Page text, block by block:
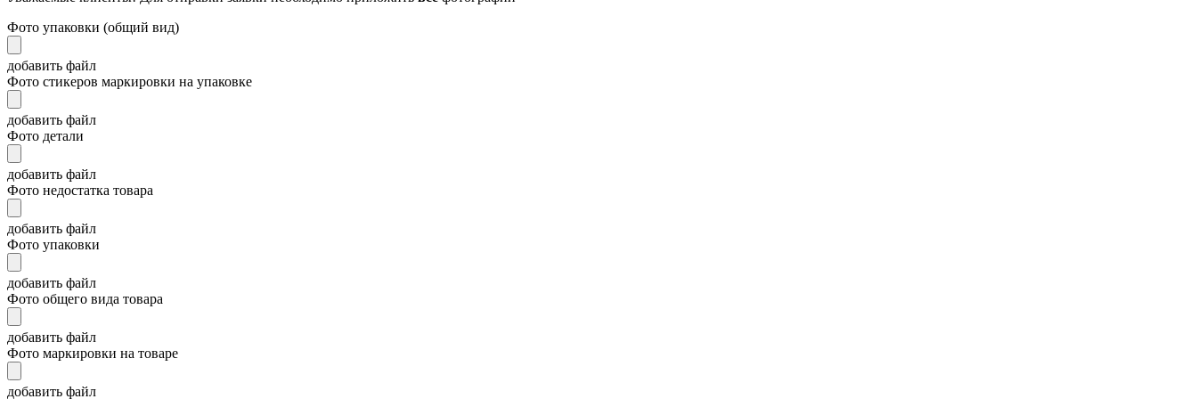
Фото упаковки (общий вид)
добавить файл
Фото стикеров маркировки на упаковке
добавить файл
Фото детали
добавить файл
Фото недостатка товара
добавить файл
Фото упаковки
добавить файл
Фото общего вида товара
добавить файл
Фото маркировки на товаре
добавить файл